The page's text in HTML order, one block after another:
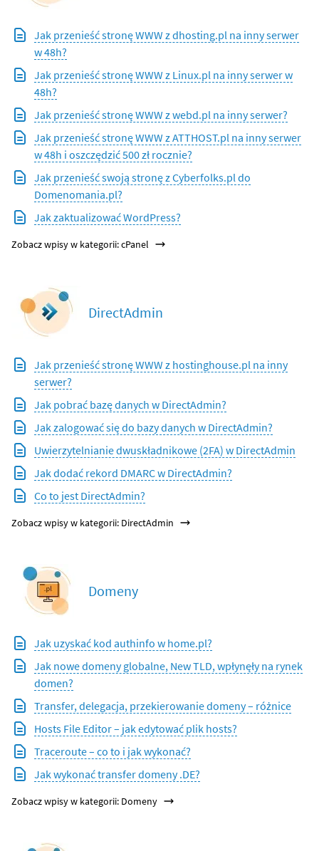
Jak przenieść stronę WWW z dhosting.pl na inny serwer
w 48h?
Jak przenieść stronę WWW z Linux.pl na inny serwer w
48h?
Jak przenieść stronę WWW z webd.pl na inny serwer?
Jak przenieść stronę WWW z ATTHOST.pl na inny serwer
w 48h i oszczędzić 500 zł rocznie?
Jak przenieść swoją stronę z Cyberfolks.pl do
Domenomania.pl?
Jak zaktualizować WordPress?
Zobacz wpisy w kategorii: cPanel
DirectAdmin
Jak przenieść stronę WWW z hostinghouse.pl na inny
serwer?
Jak pobrać bazę danych w DirectAdmin?
Jak zalogować się do bazy danych w DirectAdmin?
Uwierzytelnianie dwuskładnikowe (2FA) w DirectAdmin
Jak dodać rekord DMARC w DirectAdmin?
Co to jest DirectAdmin?
Zobacz wpisy w kategorii: DirectAdmin
Domeny
Jak uzyskać kod authinfo w home.pl?
Jak nowe domeny globalne, New TLD, wpłynęły na rynek
domen?
Transfer, delegacja, przekierowanie domeny – różnice
Hosts File Editor – jak edytować plik hosts?
Traceroute – co to i jak wykonać?
Jak wykonać transfer domeny .DE?
Zobacz wpisy w kategorii: Domeny